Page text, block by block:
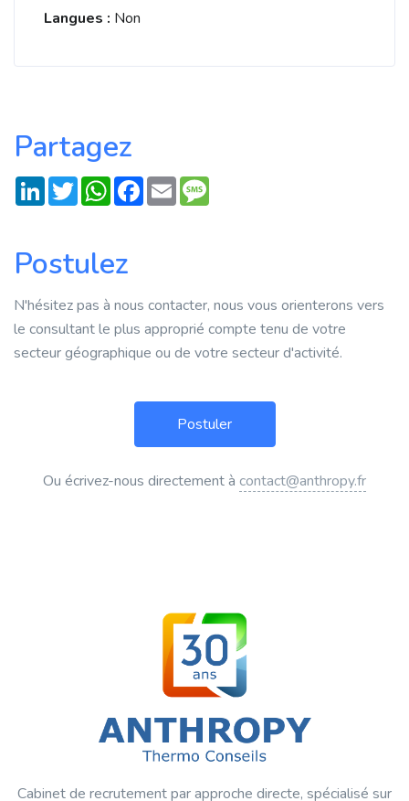
Langues : Non
Partagez
LinkedInTwitterWhatsApp
Facebook
Email
Postulez
N'hésitez pas à nous contacter, nous vous orienterons vers
le consultant le plus approprié compte tenu de votre
secteur géographique ou de votre secteur d'activité.
Ou écrivez-nous directement à contact@anthropy.fr
Cabinet de recrutement par approche directe, spécialisé sur